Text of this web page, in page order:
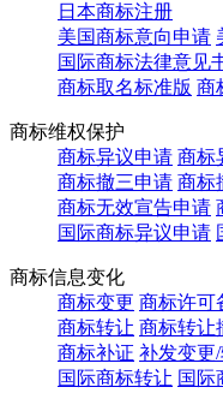
日本商标注册
美国商标意向申请
国际商标法律意见
商标取名标准版 商
商标维权保护
商标异议申请 商标
商标撤三申请 商标
商标无效宣告申请
国际商标异议申请
商标信息变化
商标变更 商标许可
商标转让 商标转让
商标补证 补发变更
国际商标转让 国际